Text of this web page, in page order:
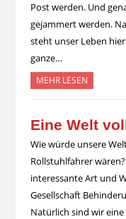
Post werden. Und
gejammert werden.
steht unser Leben
ganze…
MEHR LESEN
Eine Welt
Wie würde unsere
Rollstuhlfahrer
interessante Art und
Gesellschaft
Natürlich sind wir